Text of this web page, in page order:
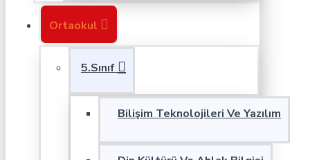
Ortaokul
5.Sınıf
Bilişim Teknolojileri Ve Yazılım